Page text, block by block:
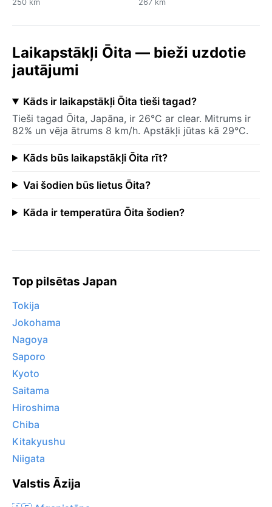
250 km 267 km
Laikapstākļi Ōita — bieži uzdotie
jautājumi
Kāds ir laikapstākļi Ōita tieši tagad?
Tieši tagad Ōita, Japāna, ir 26°C ar clear. Mitrums ir
82% un vēja ātrums 8 km/h. Apstākļi jūtas kā 29°C.
Kāds būs laikapstākļi Ōita rīt?
Vai šodien būs lietus Ōita?
Kāda ir temperatūra Ōita šodien?
Top pilsētas Japan
Tokija
Jokohama
Nagoya
Saporo
Kyoto
Saitama
Hiroshima
Chiba
Kitakyushu
Niigata
Valstis Āzija